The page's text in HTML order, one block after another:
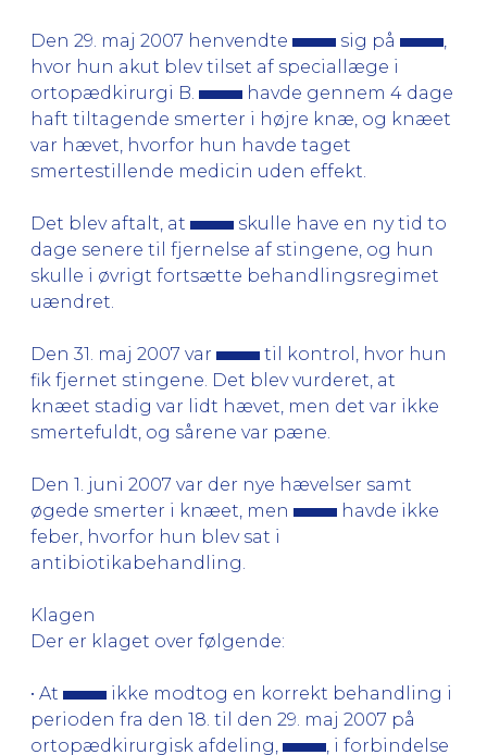
Den 29. maj 2007 henvendte sig på
hvor hun akut blev tilset af speciallæge i
ortopædkirurgi B.
havde gennem 4 dage
haft tiltagende smerter i højre knæ, og knæet
var hævet, hvorfor hun havde taget
smertestillende medicin uden effekt.
Det blev aftalt, at
skulle have en ny tid to
dage senere til fjernelse af stingene, og hun
skulle i øvrigt fortsætte behandlingsregimet
uændret.
Den 31. maj 2007 var
til kontrol, hvor hun
fik fjernet stingene. Det blev vurderet, at
knæet stadig var lidt hævet, men det var ikke
smertefuldt, og sårene var pæne.
Den 1. juni 2007 var der nye hævelser samt
øgede smerter i knæet, men
havde ikke
feber, hvorfor hun blev sat i
antibiotikabehandling.
Klagen
Der er klaget over følgende:
• At
ikke modtog en korrekt behandling i
perioden fra den 18. til den 29. maj 2007 på
ortopædkirurgisk afdeling,
, i forbindelse